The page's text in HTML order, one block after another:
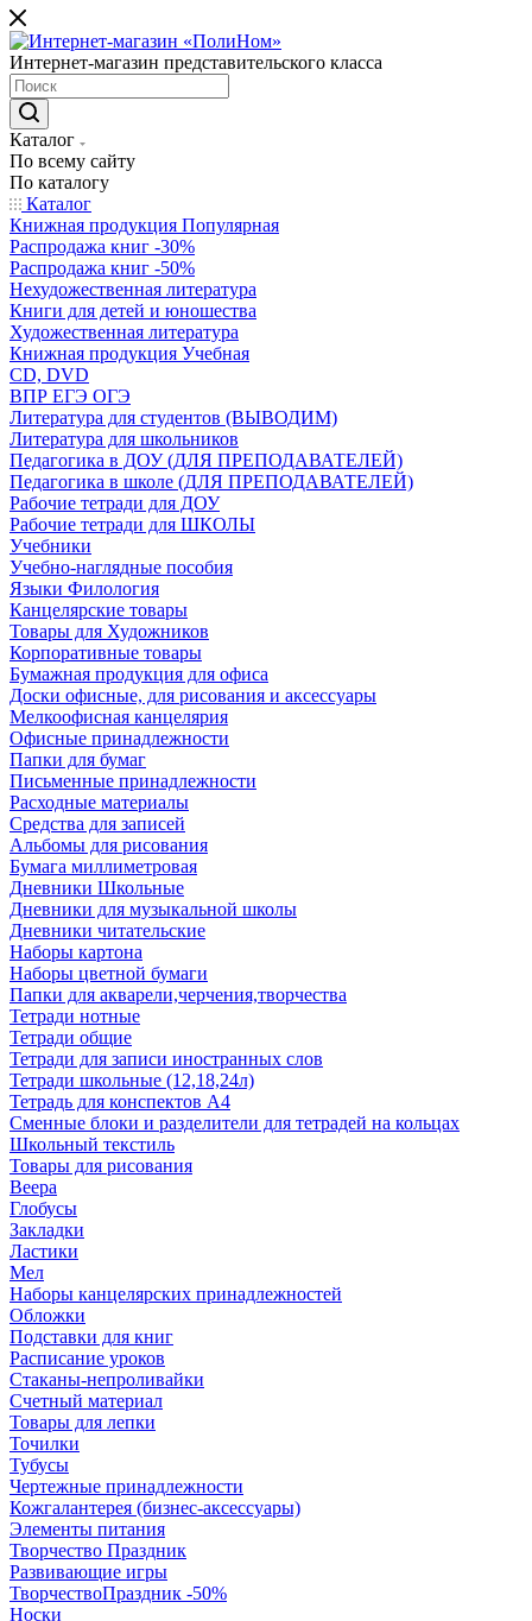
Интернет-магазин представительского класса
Каталог
По всему сайту
По каталогу
Каталог
Книжная продукция Популярная
Распродажа книг -30%
Распродажа книг -50%
Нехудожественная литература
Книги для детей и юношества
Художественная литература
Книжная продукция Учебная
CD, DVD
ВПР ЕГЭ ОГЭ
Литература для студентов (ВЫВОДИМ)
Литература для школьников
Педагогика в ДОУ (ДЛЯ ПРЕПОДАВАТЕЛЕЙ)
Педагогика в школе (ДЛЯ ПРЕПОДАВАТЕЛЕЙ)
Рабочие тетради для ДОУ
Рабочие тетради для ШКОЛЫ
Учебники
Учебно-наглядные пособия
Языки Филология
Канцелярские товары
Товары для Художников
Корпоративные товары
Бумажная продукция для офиса
Доски офисные, для рисования и аксессуары
Мелкоофисная канцелярия
Офисные принадлежности
Папки для бумаг
Письменные принадлежности
Расходные материалы
Средства для записей
Альбомы для рисования
Бумага миллиметровая
Дневники Школьные
Дневники для музыкальной школы
Дневники читательские
Наборы картона
Наборы цветной бумаги
Папки для акварели,черчения,творчества
Тетради нотные
Тетради общие
Тетради для записи иностранных слов
Тетради школьные (12,18,24л)
Тетрадь для конспектов А4
Сменные блоки и разделители для тетрадей на кольцах
Школьный текстиль
Товары для рисования
Веера
Глобусы
Закладки
Ластики
Мел
Наборы канцелярских принадлежностей
Обложки
Подставки для книг
Расписание уроков
Стаканы-непроливайки
Счетный материал
Товары для лепки
Точилки
Тубусы
Чертежные принадлежности
Кожгалантерея (бизнес-аксессуары)
Элементы питания
Творчество Праздник
Развивающие игры
ТворчествоПраздник -50%
Носки